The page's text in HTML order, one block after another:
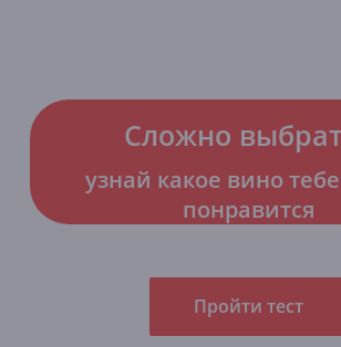
Сложно
узнай какое вино
понравится
Пройти тест